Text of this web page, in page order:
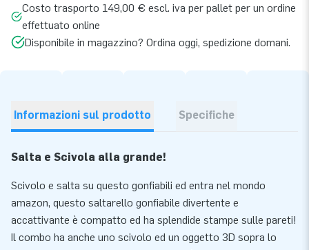
Costo trasporto 149,00 € escl. iva per pallet per un ordine
effettuato online
Disponibile in magazzino? Ordina oggi, spedizione domani.
Informazioni sul prodotto Specifiche
Salta e Scivola alla grande!
Scivolo e salta su questo gonfiabili ed entra nel mondo
amazon, questo saltarello gonfiabile divertente e
accattivante è compatto ed ha splendide stampe sulle pareti!
Il combo ha anche uno scivolo ed un oggetto 3D sopra lo